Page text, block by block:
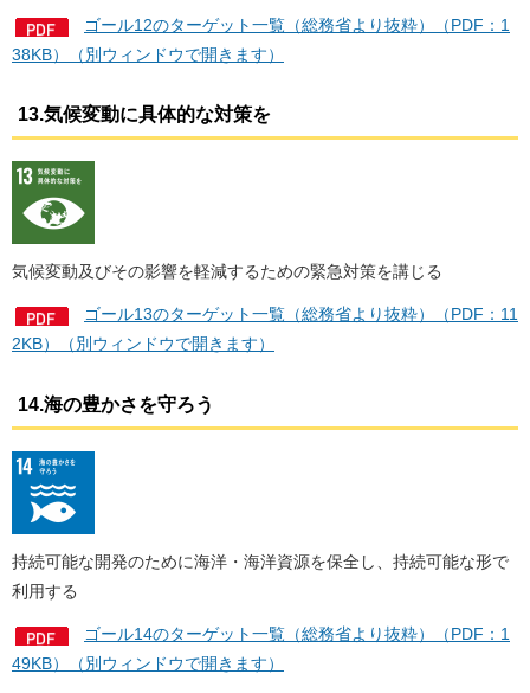
ゴール12のターゲット一覧（総務省より抜粋）（PDF：1
38KB）（別ウィンドウで開きます）
13.気候変動に具体的な対策を
気候変動及びその影響を軽減するための緊急対策を講じる
ゴール13のターゲット一覧（総務省より抜粋）（PDF：11
2KB）（別ウィンドウで開きます）
14.海の豊かさを守ろう
持続可能な開発のために海洋・海洋資源を保全し、持続可能な形で
利用する
ゴール14のターゲット一覧（総務省より抜粋）（PDF：1
49KB）（別ウィンドウで開きます）